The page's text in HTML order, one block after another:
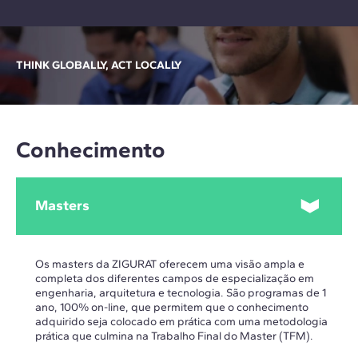
THINK GLOBALLY, ACT LOCALLY
Conhecimento
Masters
Os masters da ZIGURAT oferecem uma visão ampla e
completa dos diferentes campos de especialização em
engenharia, arquitetura e tecnologia. São programas de 1
ano, 100% on-line, que permitem que o conhecimento
adquirido seja colocado em prática com uma metodologia
prática que culmina na Trabalho Final do Master (TFM).